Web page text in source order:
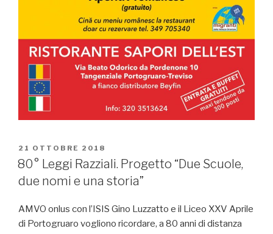
PUBBLICATO
IL
21 OTTOBRE 2018
80° Leggi Razziali. Progetto “Due Scuole,
due nomi e una storia”
AMVO onlus con l’ISIS Gino Luzzatto e il Liceo XXV Aprile
di Portogruaro vogliono ricordare, a 80 anni di distanza